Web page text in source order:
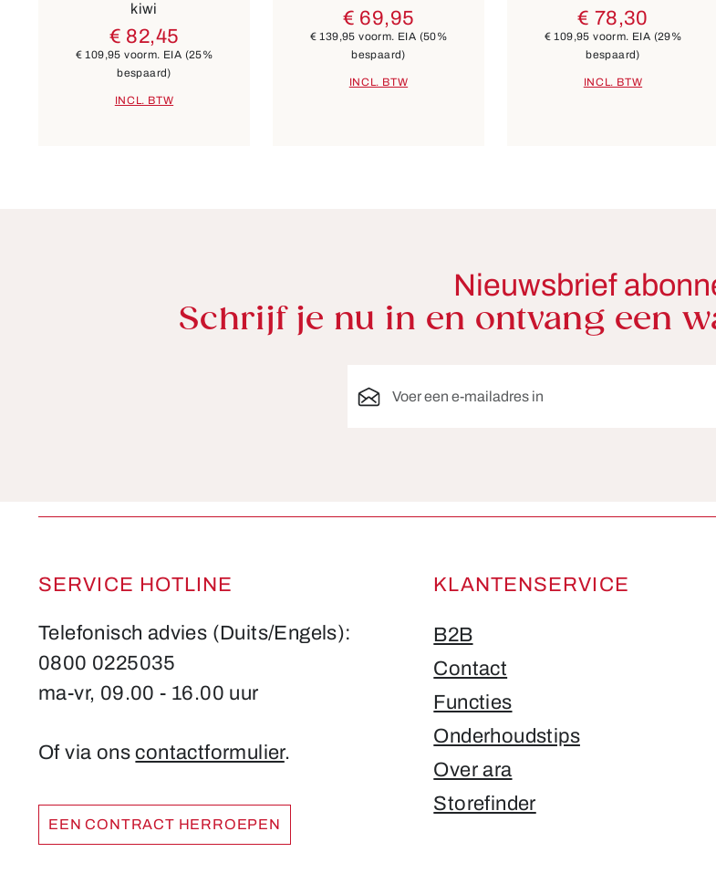
kiwi
€ 82,45
€ 109,95 voorm. EIA (25%
bespaard)
INCL. BTW
€ 69,95
€ 139,95 voorm. EIA (50%
bespaard)
INCL. BTW
€ 78,30
€ 109,95 voorm. EIA (29%
bespaard)
INCL. BTW
Nieuwsbrief
Schrijf je nu in en ontvang een
SERVICE HOTLINE
Telefonisch advies (Duits/Engels):
0800 0225035
ma-vr, 09.00 - 16.00 uur
Of via onscontactformulier.
EEN CONTRACT HERROEPEN
KLANTENSERVICE
B2B
Contact
Functies
Onderhoudstips
Over ara
Storefinder